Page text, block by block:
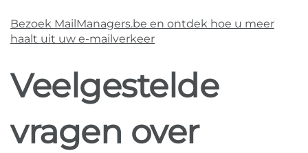
Bezoek MailManagers.be en ontdek hoe u meer
haalt uit uw e-mailverkeer
Veelgestelde
vragen over